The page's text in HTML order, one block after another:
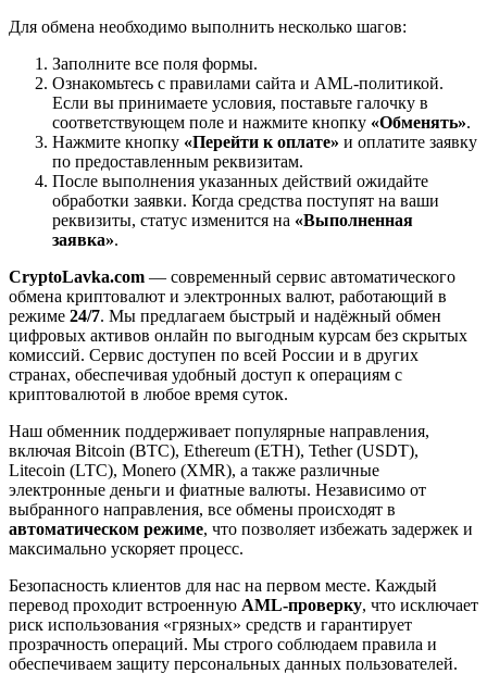
Для обмена необходимо выполнить несколько шагов:
Заполните все поля формы.
Ознакомьтесь с правилами сайта и AML-политикой.
Если вы принимаете условия, поставьте галочку в
соответствующем поле и нажмите кнопку «Обменять».
Нажмите кнопку «Перейти к оплате» и оплатите заявку
по предоставленным реквизитам.
После выполнения указанных действий ожидайте
обработки заявки. Когда средства поступят на ваши
реквизиты, статус изменится на «Выполненная
заявка».
CryptoLavka.com — современный сервис автоматического
обмена криптовалют и электронных валют, работающий в
режиме 24/7. Мы предлагаем быстрый и надёжный обмен
цифровых активов онлайн по выгодным курсам без скрытых
комиссий. Сервис доступен по всей России и в других
странах, обеспечивая удобный доступ к операциям с
криптовалютой в любое время суток.
Наш обменник поддерживает популярные направления,
включая Bitcoin (BTC), Ethereum (ETH), Tether (USDT),
Litecoin (LTC), Monero (XMR), а также различные
электронные деньги и фиатные валюты. Независимо от
выбранного направления, все обмены происходят в
автоматическом режиме, что позволяет избежать задержек и
максимально ускоряет процесс.
Безопасность клиентов для нас на первом месте. Каждый
перевод проходит встроенную AML-проверку, что исключает
риск использования «грязных» средств и гарантирует
прозрачность операций. Мы строго соблюдаем правила и
обеспечиваем защиту персональных данных пользователей.